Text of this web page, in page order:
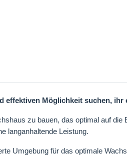
Möglichkeit suchen,
zu bauen, das optimal auf
langanhaltende Leistung.
Umgebung für das optimale